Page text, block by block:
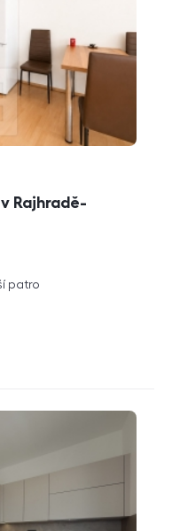
Rajhradě-
patro